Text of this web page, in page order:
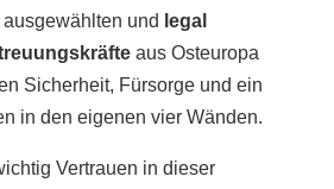
und legal
aus Osteuropa
Sicherheit, Fürsorge und ein
in den eigenen vier Wänden.
Vertrauen in dieser